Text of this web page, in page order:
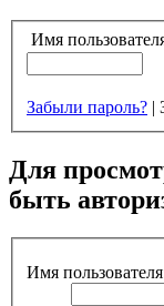
Имя
Забыли пароль? |
Для
быть
Имя